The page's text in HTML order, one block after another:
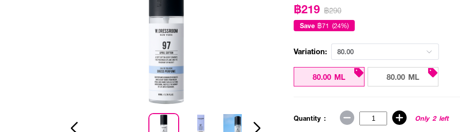
฿219 ฿290
Save ฿71 (24%)
Variation: 80.00
80.00 ML 80.00 ML
Quantity : Only 2 left